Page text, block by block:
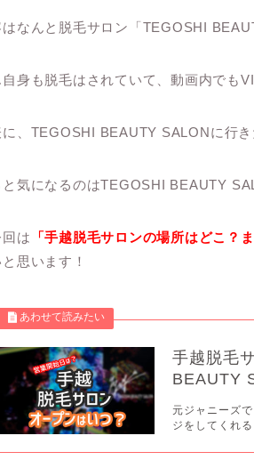
はなんと脱毛サロン「TEGOSHI
身も脱毛はされていて、動画内でも
に、TEGOSHI BEAUTY SALONに行
と気になるのはTEGOSHI BEAUTY
は 「手越脱毛サロンの場所はどこ？
思います！
手越脱毛
BEAUTY
元ジャニーズ
ジをしてくれ